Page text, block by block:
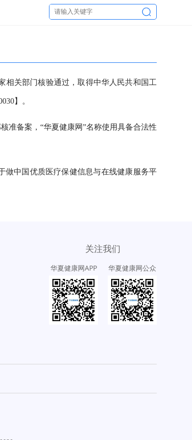
相关部门核验通过，取得中华人民共和国工
】。
准备案，“华夏健康网”名称使用具备合法性
做中国优质医疗保健信息与在线健康服务平
关注我们
华夏健康网APP
华夏健康网公众
号